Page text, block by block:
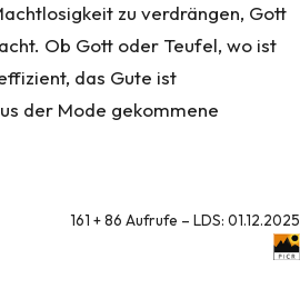
zu verdrängen, Gott
Ob Gott oder Teufel, wo ist
das Gute ist
der Mode gekommene
161 + 86 Aufrufe – LDS: 01.12.2025